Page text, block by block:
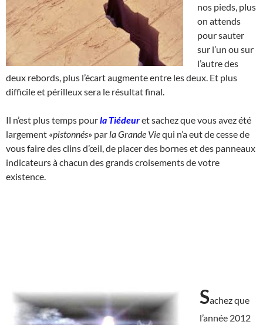
nos pieds, plus
on attends
pour sauter
sur l’un ou sur
l’autre des
deux rebords, plus l’écart augmente entre les deux. Et plus
difficile et périlleux sera le résultat final.
Il n’est plus temps pourla Tiédeuret sachez que vous avez été
largement «pistonnés» par la Grande Viequi n’a eut de cesse de
vous faire des clins d’œil, de placer des bornes et des panneaux
indicateurs à chacun des grands croisements de votre
existence.
Sachez que
l’année 2012